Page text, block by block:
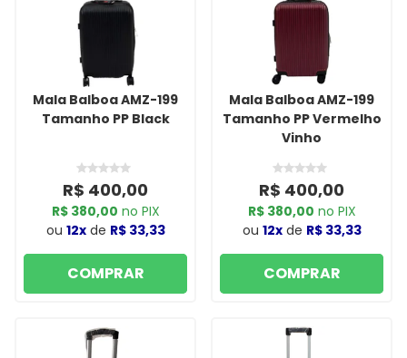
Mala Balboa AMZ-199
Tamanho PP Black
R$ 400,00
R$ 380,00 no PIX
ou 12xde R$ 33,33
COMPRAR
Mala Balboa AMZ-199
Tamanho PP Vermelho
Vinho
R$ 400,00
R$ 380,00 no PIX
ou 12xde R$ 33,33
COMPRAR